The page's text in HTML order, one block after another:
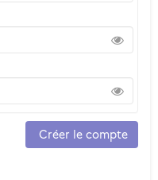
Créer le compte